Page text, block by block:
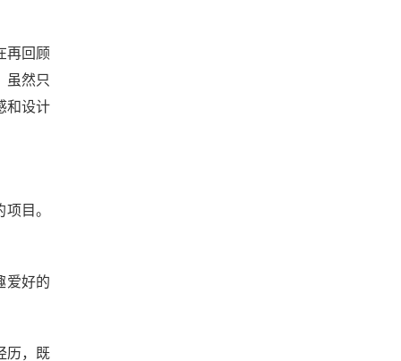
再回顾
虽然只
和设计
目。
爱好的
历，既